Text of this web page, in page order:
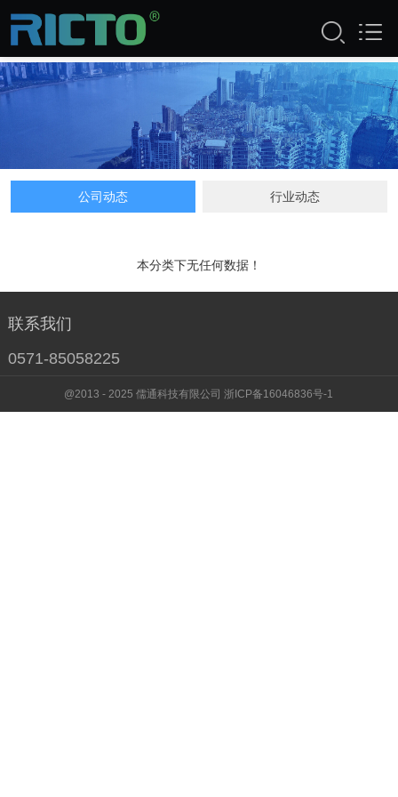
公司动态
公司动态 行业动态
本分类下无任何数据！
联系我们
0571-85058225
@2013 - 2025 儒通科技有限公司 浙ICP备16046836号-1